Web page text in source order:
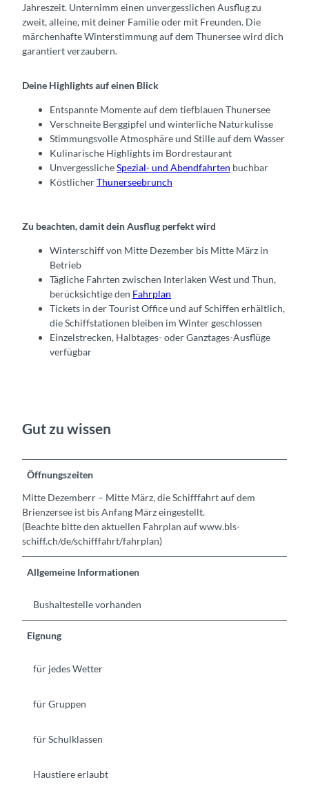
Jahreszeit. Unternimm einen unvergesslichen Ausflug zu
zweit, alleine, mit deiner Familie oder mit Freunden. Die
märchenhafte Winterstimmung auf dem Thunersee wird dich
garantiert verzaubern.
Deine Highlights auf einen Blick
Entspannte Momente auf dem tiefblauen Thunersee
Verschneite Berggipfel und winterliche Naturkulisse
Stimmungsvolle Atmosphäre und Stille auf dem Wasser
Kulinarische Highlights im Bordrestaurant
UnvergesslicheSpezial- und Abendfahrten buchbar
KöstlicherThunerseebrunch
Zu beachten, damit dein Ausflug perfekt wird
Winterschiff von Mitte Dezember bis Mitte März in
Betrieb
Tägliche Fahrten zwischen Interlaken West und Thun,
berücksichtige den Fahrplan
Tickets in der Tourist Office und auf Schiffen erhältlich,
die Schiffstationen bleiben im Winter geschlossen
Einzelstrecken, Halbtages- oder Ganztages-Ausflüge
verfügbar
Gut zu wissen
Öffnungszeiten
Mitte Dezemberr – Mitte März, die Schifffahrt auf dem
Brienzersee ist bis Anfang März eingestellt.
(Beachte bitte den aktuellen Fahrplan auf www.bls-
schiff.ch/de/schifffahrt/fahrplan)
Allgemeine Informationen
Bushaltestelle vorhanden
Eignung
für jedes Wetter
für Gruppen
für Schulklassen
Haustiere erlaubt